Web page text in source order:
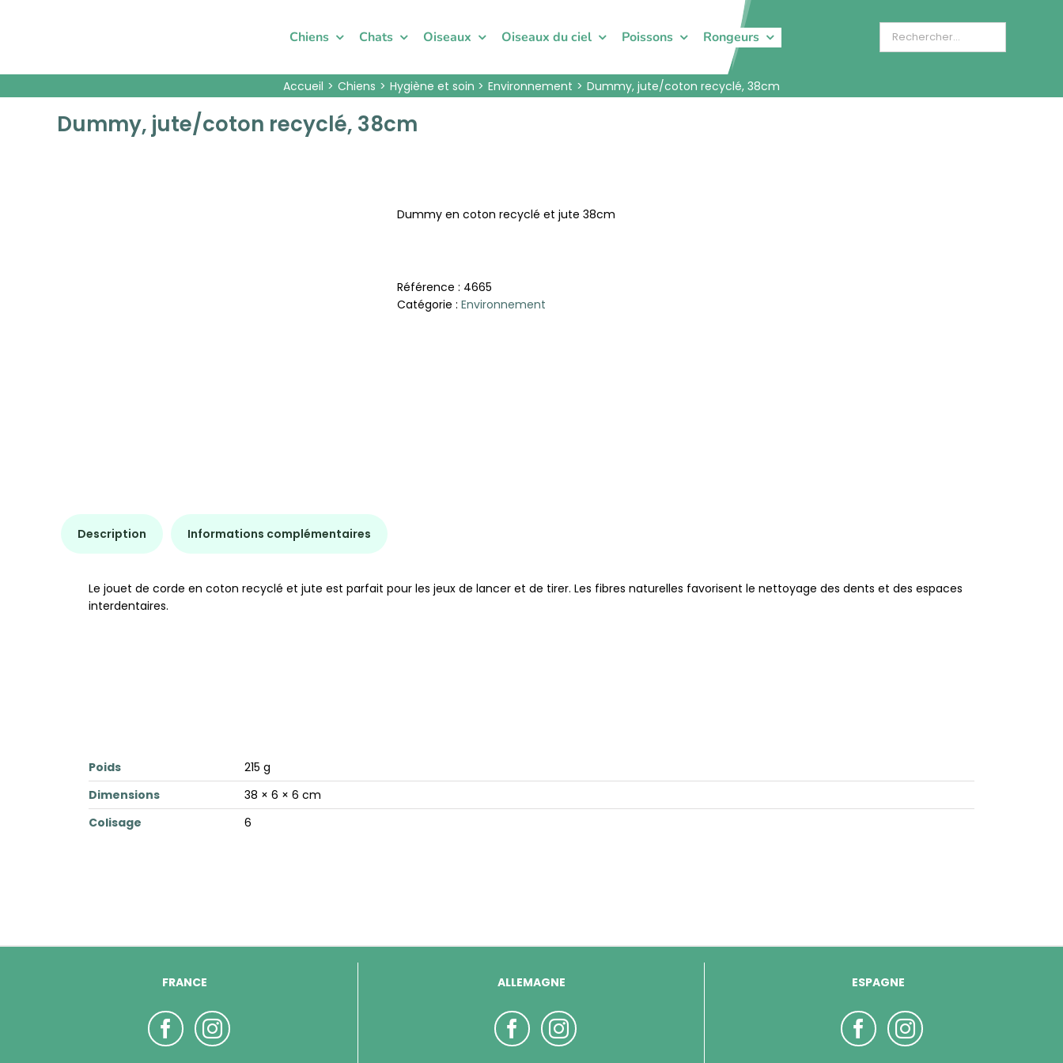
Chiens Chats Oiseaux Oiseaux du ciel Poissons Rongeurs
Accueil Chiens Hygiène et soin Environnement Dummy, jute/coton recyclé, 38cm
Dummy, jute/coton recyclé, 38cm
Dummy en coton recyclé et jute 38cm
Référence : 4665
Catégorie : Environnement
Description Informations complémentaires
Le jouet de corde en coton recyclé et jute est parfait pour les jeux de lancer et de tirer. Les fibres naturelles favorisent le nettoyage des dents et des espaces
interdentaires.
Poids
215 g
Dimensions
38 × 6 × 6 cm
Colisage
6
FRANCE ALLEMAGNE ESPAGNE